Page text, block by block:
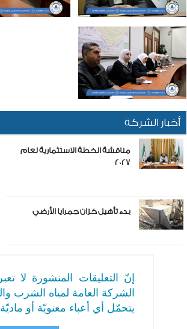
أخبار الشركة
مناقشة الخطة الاستثمارية لعام
2027
بدء تأهيل خزان جمرايا الأرضي
إنّ التعليقات المنشورة
الشركة العامة لمياه
يتحمّل أي أعباء معنويّة أو